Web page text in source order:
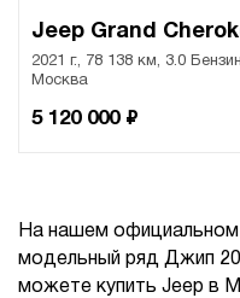
Jeep Grand
2021 г., 78 138 км, 3.0
Москва
5 120 000 ₽
На нашем официальном
модельный ряд Джип
можете купить Jeep в